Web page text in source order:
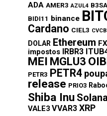
ADA AMER3 AZUL4
BIDI11 binance
Cardano CIEL3
DOLAR Ethereum
impostos IRBR3
MEI MGLU3
PETR3 PETR4
release PRIO3
Shiba Inu
VALE3 VVAR3 XRP